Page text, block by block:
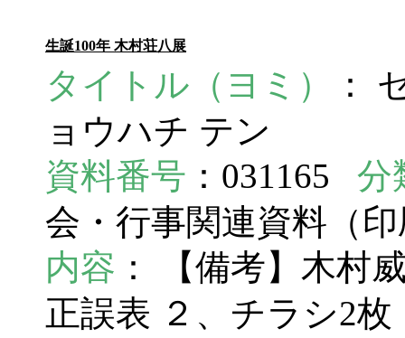
生誕100年 木村荘八展
タイトル（ヨミ）
：
ョウハチ テン
資料番号 ：031165 分
会・行事関連資料（
内容 ： 【備考】木村
正誤表 ２、チラシ2枚